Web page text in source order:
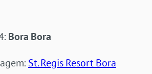
Bora Bora
St. Regis Resort Bora